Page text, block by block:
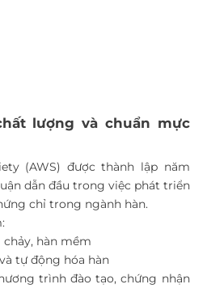
lượng và chuẩn mực
(AWS) được thành lập năm
dẫn đầu trong việc phát triển
chỉ trong ngành hàn.
chảy, hàn mềm
tự động hóa hàn
trình đào tạo, chứng nhận